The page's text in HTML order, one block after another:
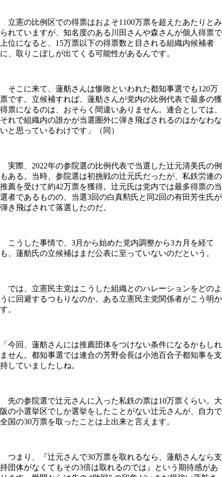
立憲の比例区での得票はおよそ1100万票を超えたあたりとみ
られていますが、知名度のある川田さんや森さんが個人得票で
上位になると、15万票以下の得票数と目される組織内候補者
に、取りこぼしが出てくる可能性があるんです。
そこに来て、蓮舫さんは惨敗といわれた都知事選でも120万
票です。立候補すれば、蓮舫さんが党内の比例代表で最多の獲
得票になるのは、おそらく間違いありません。連合としては、
それで組織内の誰かが当選圏外に弾き飛ばされるのはかなわな
いと思っているわけです」（同）
実際、2022年の参院選の比例代表で当選した辻元清美氏の例
もある。当時、参院選は初挑戦の辻元氏だったが、私鉄労連の
推薦を受けて約42万票を獲得。辻元氏は党内では最多得票の当
選者であるものの、当選3回の白真勲氏と同2回の有田芳生氏が
弾き飛ばされて落選したのだ。
こうした事情で、3月から始めた党内調整から3カ月を経て
も、蓮舫氏の立候補はまだ公表に至っていないのだという。
では、立憲民主党はこうした組織とのハレーションをどのよ
うに回避するつもりなのか。ある立憲民主党関係者がこう明か
す。
「今回、蓮舫さんには推薦団体をつけない条件になるかもしれ
ません。都知事選では連合の芳野会長は小池百合子都知事を支
持していましたしね。
先の参院選で辻元さんに入った私鉄の票は10万票くらい。大
阪の小選挙区でしか選挙をしたことがない辻元さんが、自力で
全国の30万票を取ったことは上出来と言えます。
つまり、『辻元さんで30万票を取れるなら、蓮舫さんなら支
持団体がなくてもその3倍は取れるのでは』という期待感があ